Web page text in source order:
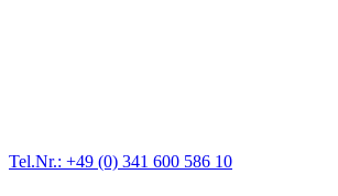
Tel.Nr.: +49 (0) 341 600 586 10